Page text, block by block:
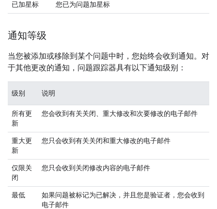
已加星标 您已为问题加星标
通知等级
当您被添加或移除到某个问题中时，您始终会收到通知。对
于其他更改的通知，问题跟踪器具有以下通知级别：
级别 说明
所有更
新
您会收到有关关闭、重大修改和次要修改的电子邮件
重大更
新
您只会收到有关关闭和重大修改的电子邮件
仅限关
闭
您只会收到关闭修改内容的电子邮件
最低
如果问题被标记为已解决，并且您是验证者，您会收到
电子邮件